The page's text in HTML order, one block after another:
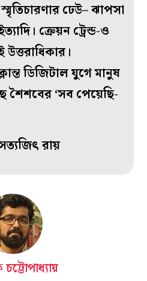
ঢেউ– ঝাপসা
ক্রেয়ন ট্রেন্ড-ও
ডিজিটাল যুগে মানুষ
শৈশবের ‘সব পেয়েছি-
রায়